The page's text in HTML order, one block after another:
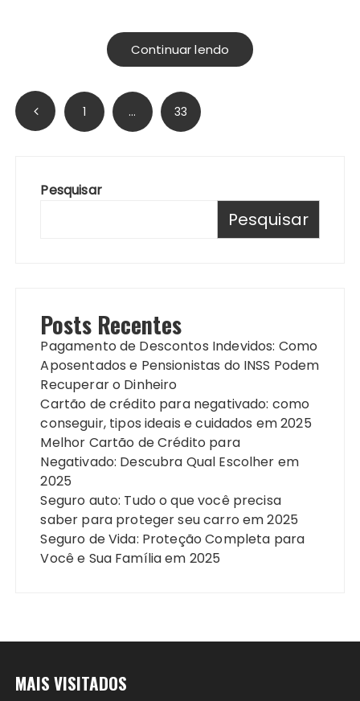
Continuar lendo
Paginação
de 1 … 33
Pesquisar
Pesquisar
Posts Recentes
Pagamento de Descontos Indevidos: Como
Aposentados e Pensionistas do INSS Podem
Recuperar o Dinheiro
Cartão de crédito para negativado: como
conseguir, tipos ideais e cuidados em 2025
Melhor Cartão de Crédito para
Negativado: Descubra Qual Escolher em
2025
Seguro auto: Tudo o que você precisa
saber para proteger seu carro em 2025
Seguro de Vida: Proteção Completa para
Você e Sua Família em 2025
MAIS VISITADOS